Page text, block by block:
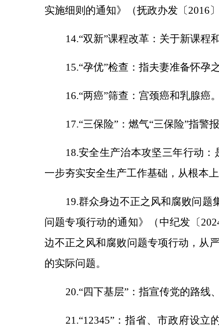
实施细则的通知》（抚政办发〔2016
14.“双新”课程改革：关于新课程
15.“孕优”检查：指夫妻准备怀
16.“两癌”筛查：宫颈癌和乳腺
17.“三保险”：燃气“三保险”指
18.安全生产治本攻坚三年行动
一步夯实安全生产工作基础，从根本
19.群众身边不正之风和腐败问题
问题专项行动的通知》（中纪发〔
边不正之风和腐败问题专项行动，从
的实际问题。
20.“四下基层”：指宣传党的路
21.“12345”：指省、市政府设